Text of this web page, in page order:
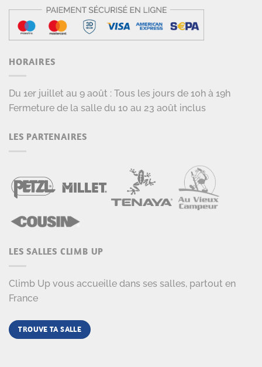
HORAIRES
Du 1er juillet au 9 août : Tous les jours de 10h à 19h
Fermeture de la salle du 10 au 23 août inclus
LES PARTENAIRES
LES SALLES CLIMB UP
Climb Up vous accueille dans ses salles, partout en
France
TROUVE TA SALLE